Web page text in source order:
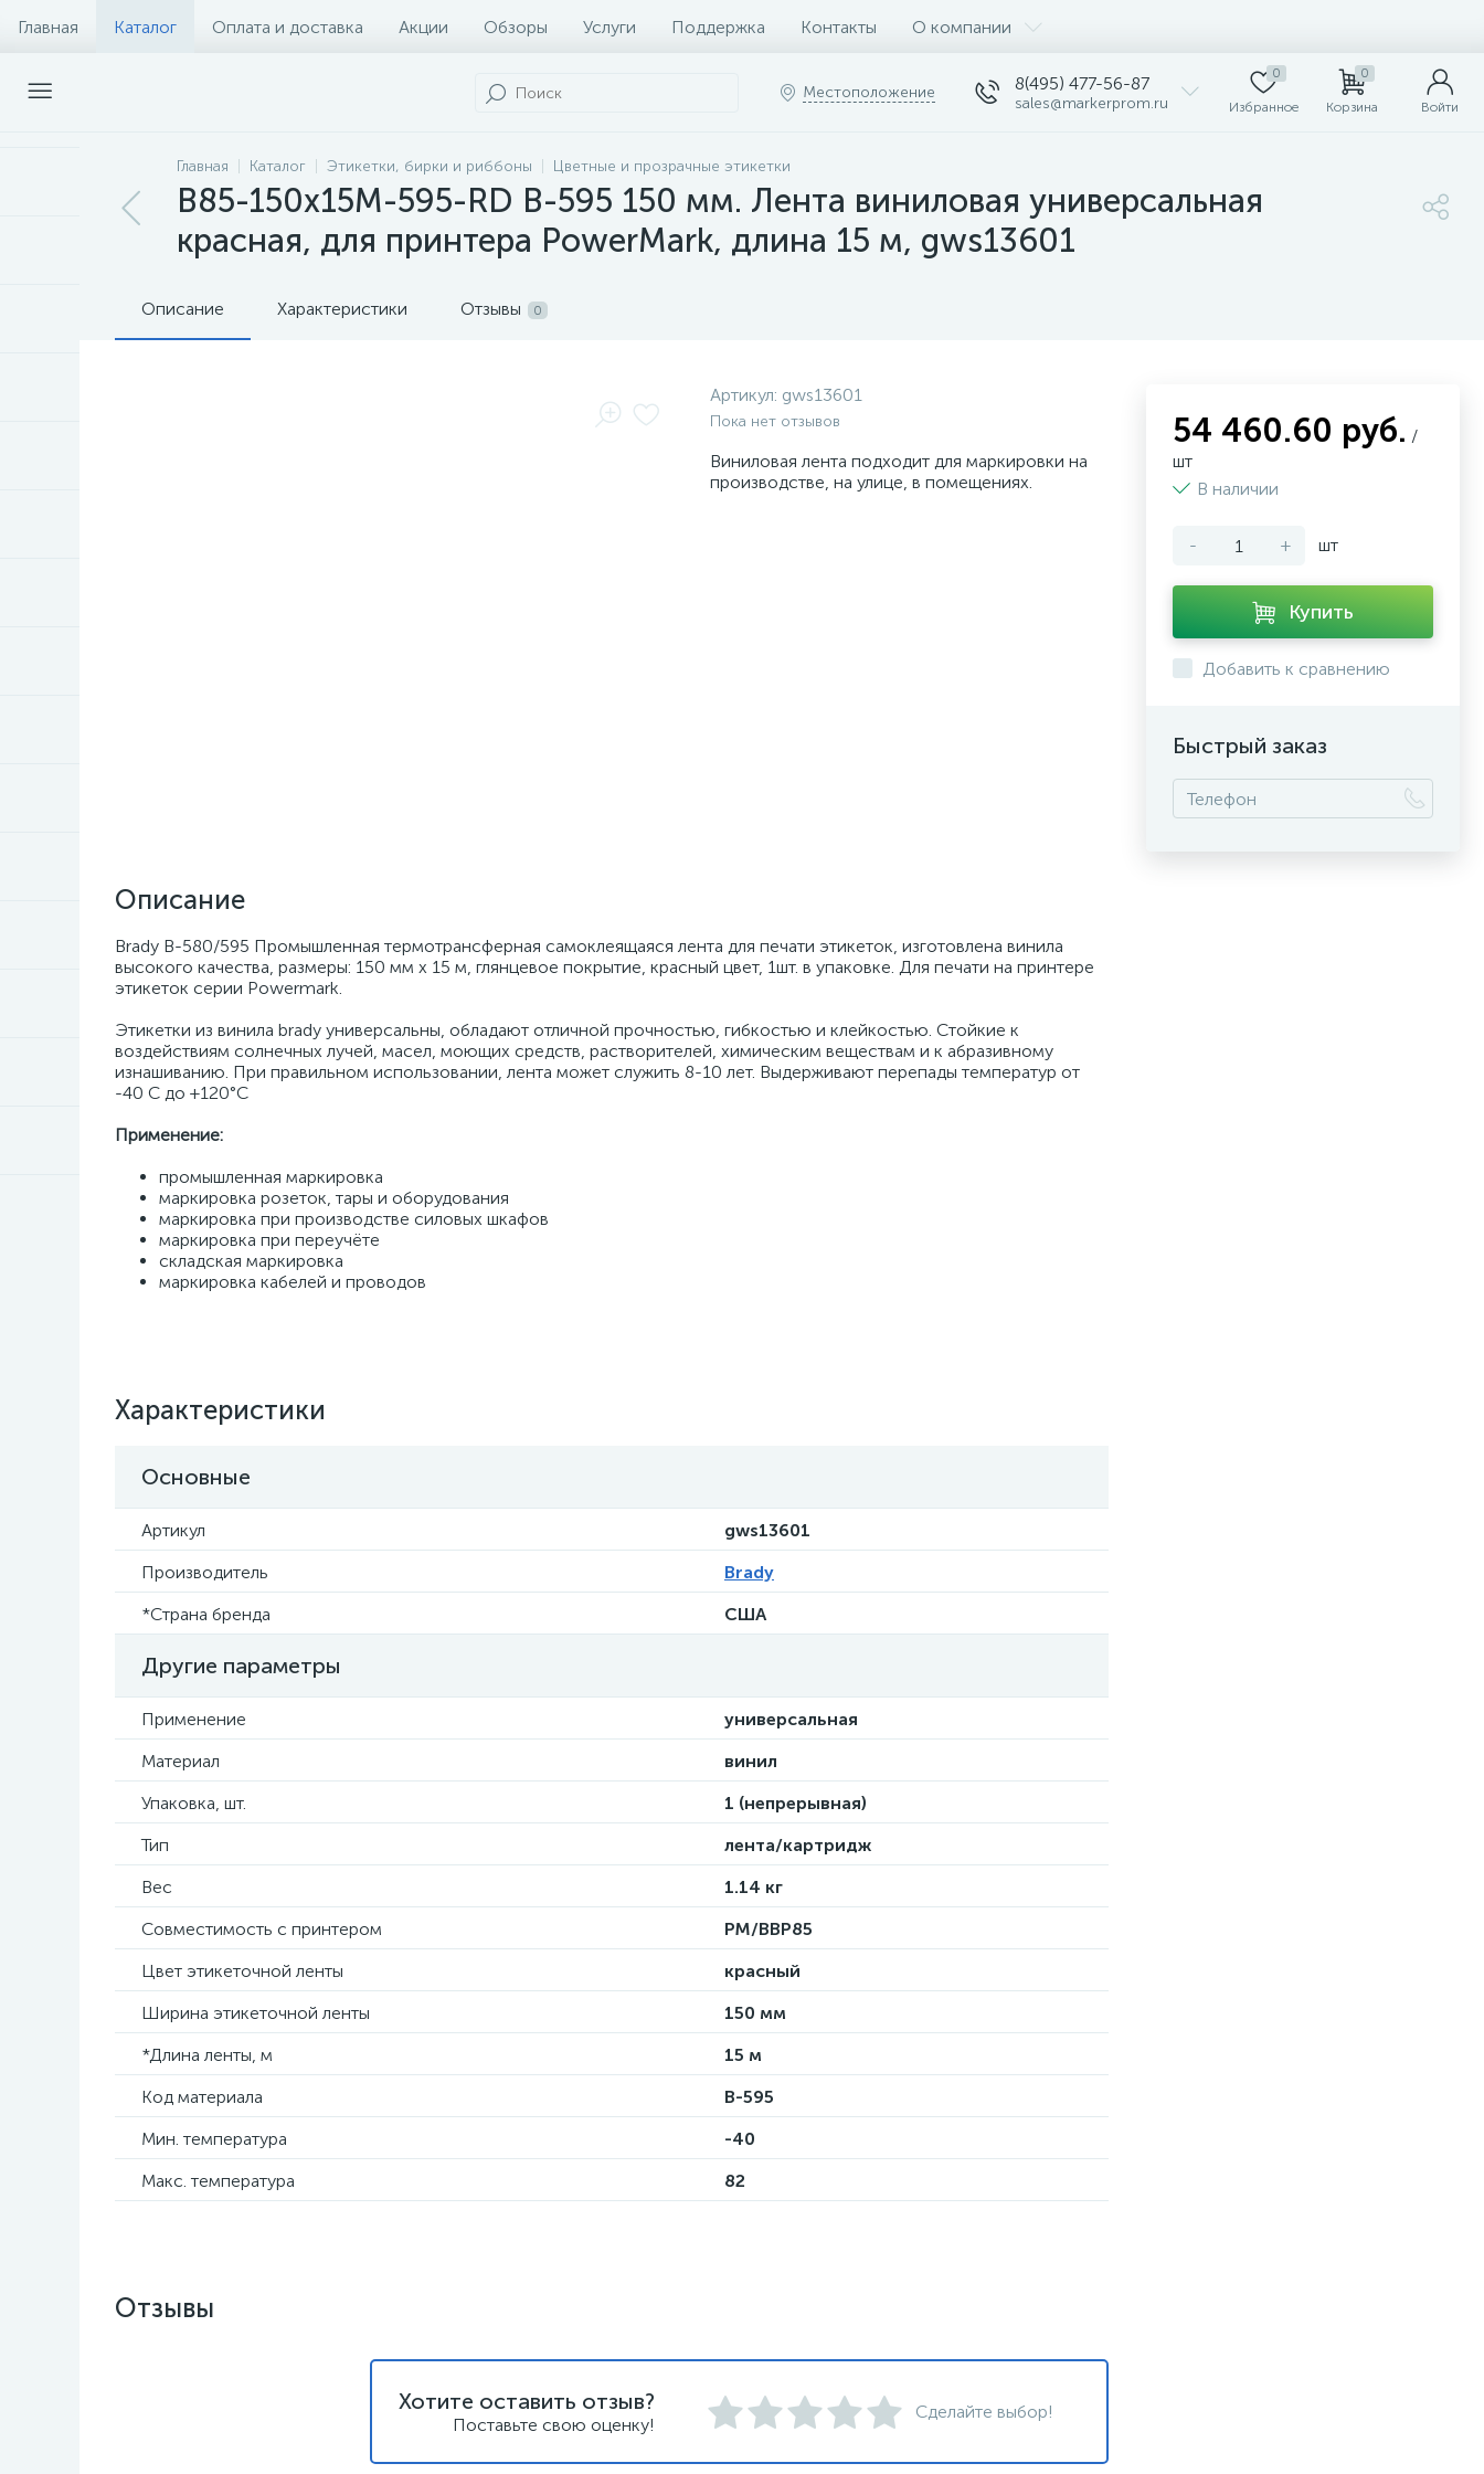
Главная Каталог Оплата и доставка Акции Обзоры Услуги Поддержка Контакты О компании
Местоположение 8(495) 477-56-87
sales@markerprom.ru
0
Избранное
0
Корзина Войти
Главная Каталог Этикетки, бирки и риббоны Цветные и прозрачные этикетки
B85-150x15M-595-RD B-595 150 мм. Лента виниловая универсальная
красная, для принтера PowerMark, длина 15 м, gws13601
Описание Характеристики Отзывы 0
Артикул: gws13601
Пока нет отзывов
Виниловая лента подходит для маркировки на
производстве, на улице, в помещениях.
Описание
Brady B-580/595 Промышленная термотрансферная самоклеящаяся лента для печати этикеток, изготовлена винила
высокого качества, размеры: 150 мм х 15 м, глянцевое покрытие, красный цвет, 1шт. в упаковке. Для печати на принтере
этикеток серии Powermark.
Этикетки из винила brady универсальны, обладают отличной прочностью, гибкостью и клейкостью. Стойкие к
воздействиям солнечных лучей, масел, моющих средств, растворителей, химическим веществам и к абразивному
изнашиванию. При правильном использовании, лента может служить 8-10 лет. Выдерживают перепады температур от
-40 С до +120°С
Применение:
промышленная маркировка
маркировка розеток, тары и оборудования
маркировка при производстве силовых шкафов
маркировка при переучёте
складская маркировка
маркировка кабелей и проводов
Характеристики
Основные
Артикул
gws13601
Производитель
Brady
*Страна бренда
США
Другие параметры
Применение
универсальная
Материал
винил
Упаковка, шт.
1 (непрерывная)
Тип
лента/картридж
Вес
1.14 кг
Совместимость с принтером
PM/BBP85
Цвет этикеточной ленты
красный
Ширина этикеточной ленты
150 мм
*Длина ленты, м
15 м
Код материала
B-595
Мин. температура
-40
Макс. температура
82
54 460.60 руб. /
шт
В наличии
- + шт
Купить
Добавить к сравнению
Быстрый заказ
Отзывы
Хотите оставить отзыв?
Поставьте свою оценку!
Сделайте выбор!